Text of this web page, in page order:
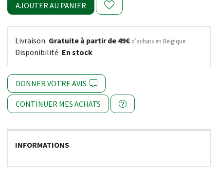
AJOUTER AU PANIER
Livraison Gratuite à partir de 49€ d’achats en Belgique
Disponibilité En stock
DONNER VOTRE AVIS
CONTINUER MES ACHATS
INFORMATIONS